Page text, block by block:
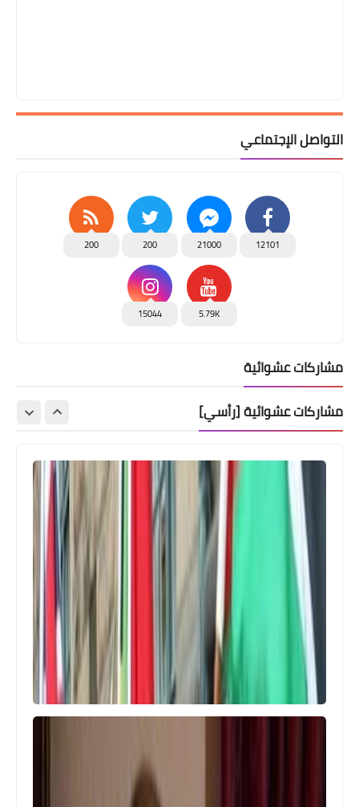
التواصل الإجتماعي
12101
21000
200
200
5.79K
15044
مشاركات عشوائية
مشاركات عشوائية [رأسي]